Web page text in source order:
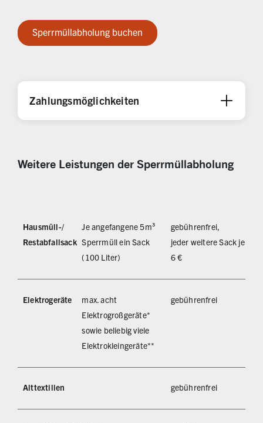
Sperrmüllabholung buchen
Zahlungsmöglichkeiten
Weitere Leistungen der Sperrmüllabholung
Hausmüll-/
Restabfallsack
Je angefangene 5m³
Sperrmüll ein Sack
(100 Liter)
gebührenfrei,
jeder weitere Sack je
6 €
Elektrogeräte
max. acht
Elektrogroßgeräte*
sowie beliebig viele
Elektrokleingeräte**
gebührenfrei
Alttextilien gebührenfrei